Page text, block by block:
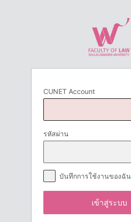
CUNET Account
รหัสผ่าน
บันทึกการใช้งานของฉัน